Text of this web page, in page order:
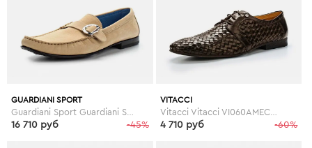
GUARDIANI SPORT
-45%
16 710 руб
VITACCI
Vitacci Vitacci VI060AMECM62
-60%
4 710 руб